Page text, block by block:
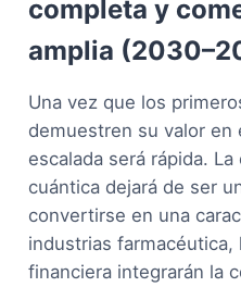
completa y
amplia
Una vez que los
demuestren su valor
escalada será rápida.
cuántica dejará de ser
convertirse en una
industrias
financiera integrarán la